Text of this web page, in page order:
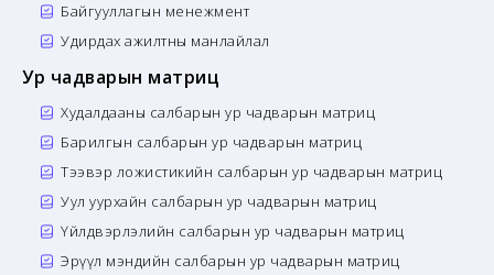
Байгууллагын менежмент
Удирдах ажилтны манлайлал
Ур чадварын матриц
Худалдааны салбарын ур чадварын матриц
Барилгын салбарын ур чадварын матриц
Тээвэр ложистикийн салбарын ур чадварын матриц
Уул уурхайн салбарын ур чадварын матриц
Үйлдвэрлэлийн салбарын ур чадварын матриц
Эрүүл мэндийн салбарын ур чадварын матриц